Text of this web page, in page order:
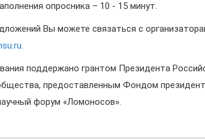
опросника – 10 - 15 минут.
Вы можете связаться с
.
поддержано грантом Президента
предоставленным Фондом
форум «Ломоносов».